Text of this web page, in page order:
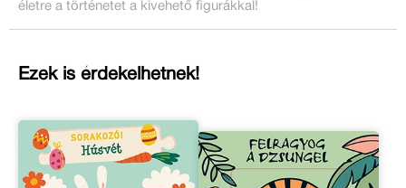
életre a történetet a kivehető figurákkal!
Ezek is érdekelhetnek!